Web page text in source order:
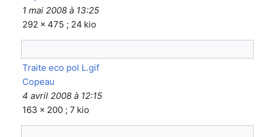
1 mai 2008 à 13:25
292 × 475 ; 24 kio
Traite eco pol L.gif
Copeau
4 avril 2008 à 12:15
163 × 200 ; 7 kio